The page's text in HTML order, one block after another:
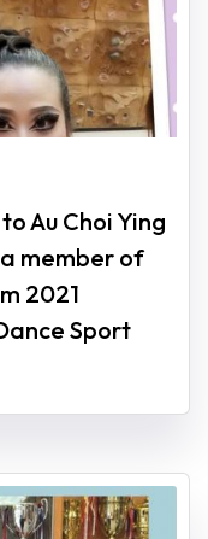
Au Choi Ying
member of
2021
Sport